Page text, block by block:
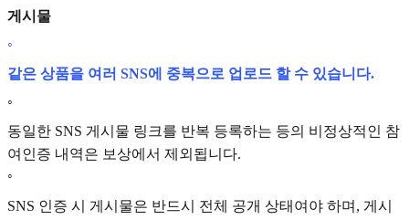
게시물
◦
같은 상품을 여러 SNS에 중복으로 업로드 할 수 있습니다.
◦
동일한 SNS 게시물 링크를 반복 등록하는 등의 비정상적인 참
여인증 내역은 보상에서 제외됩니다.
◦
SNS 인증 시 게시물은 반드시 전체 공개 상태여야 하며, 게시